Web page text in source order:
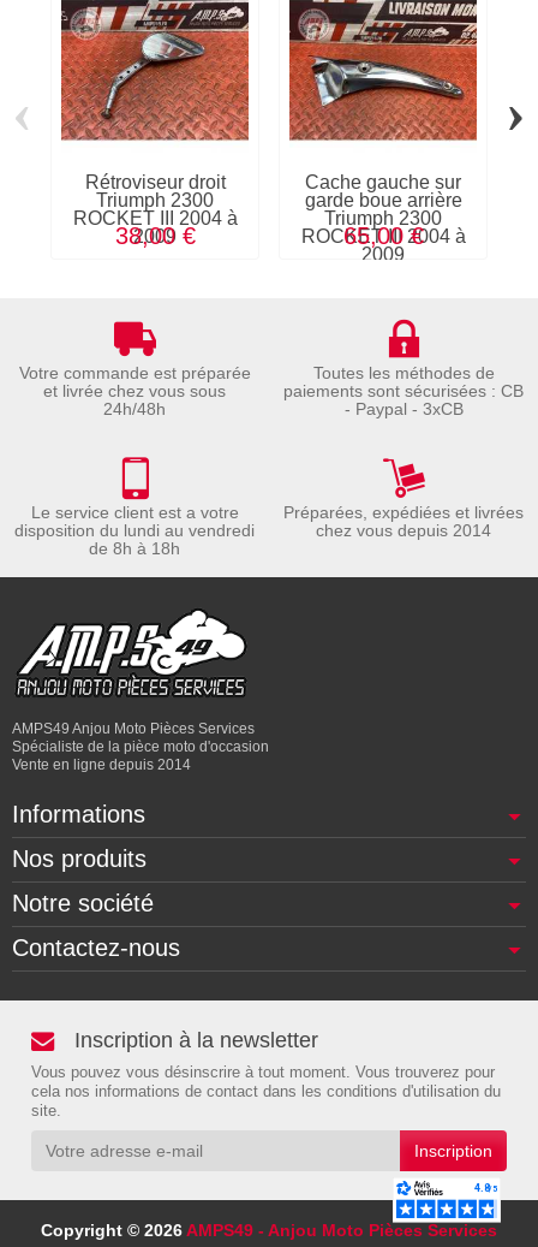
Rétroviseur droit
Triumph 2300
ROCKET III 2004 à
2009
38,00 €
Cache gauche sur
garde boue arrière
Triumph 2300
ROCKET III 2004 à
2009
65,00 €
‹ ›
Votre commande est préparée
et livrée chez vous sous
24h/48h
Toutes les méthodes de
paiements sont sécurisées : CB
- Paypal - 3xCB
Le service client est a votre
disposition du lundi au vendredi
de 8h à 18h
Préparées, expédiées et livrées
chez vous depuis 2014
AMPS49 Anjou Moto Pièces Services
Spécialiste de la pièce moto d'occasion
Vente en ligne depuis 2014
Informations
Nos produits
Notre société
Contactez-nous
Inscription à la newsletter
Vous pouvez vous désinscrire à tout moment. Vous trouverez pour
cela nos informations de contact dans les conditions d'utilisation du
site.
Copyright © 2026 AMPS49 - Anjou Moto Pièces Services